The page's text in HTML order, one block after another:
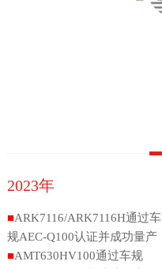
2023年
■ARK7116/ARK7116H通过车
规AEC-Q100认证并成功量产
■AMT630HV100通过车规